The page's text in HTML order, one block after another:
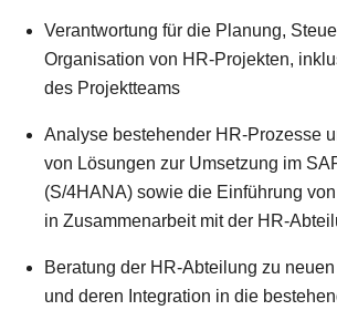
Verantwortung für die Planung,
Organisation von HR-Projekten,
des Projektteams
Analyse bestehender HR-Prozesse
von Lösungen zur Umsetzung im
(S/4HANA) sowie die Einführung
in Zusammenarbeit mit der HR-
Beratung der HR-Abteilung zu
und deren Integration in die